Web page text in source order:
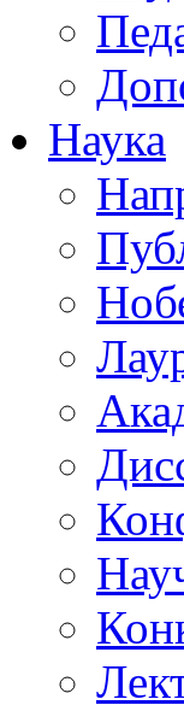
Наука